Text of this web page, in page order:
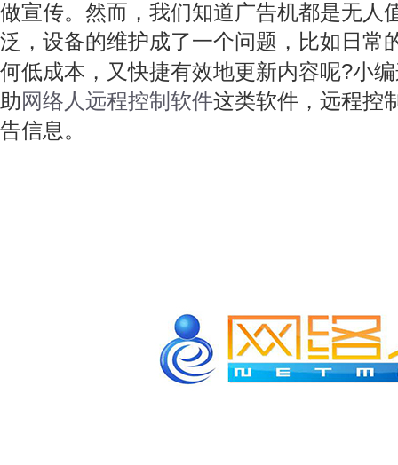
做宣传。然而，我们知道广告机都是无人
泛，设备的维护成了一个问题，比如日常
何低成本，又快捷有效地更新内容呢?小
助 网络人远程控制软件这类软件，远程控
告信息。